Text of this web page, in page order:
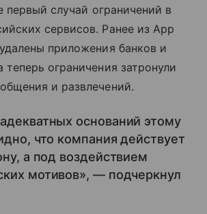
первый случай ограничений в
сервисов. Ранее из App
приложения банков и
теперь ограничения затронули
и развлечений.
оснований этому
что компания действует
а под воздействием
мотивов», — подчеркнул